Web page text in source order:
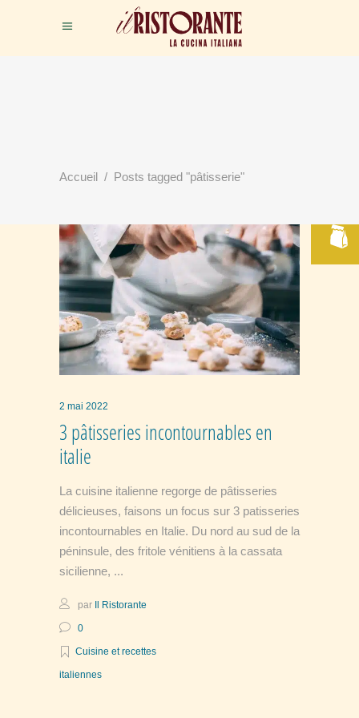
Accueil / Posts tagged "pâtisserie"
2 mai 2022
3 pâtisseries incontournables en
italie
La cuisine italienne regorge de pâtisseries
délicieuses, faisons un focus sur 3 patisseries
incontournables en Italie. Du nord au sud de la
péninsule, des fritole vénitiens à la cassata
sicilienne,
par Il Ristorante
0
Cuisine et recettes
italiennes